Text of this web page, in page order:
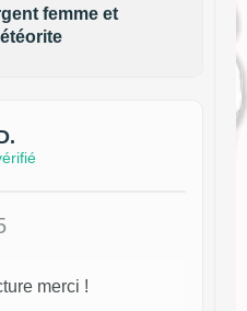
femme et
merci !